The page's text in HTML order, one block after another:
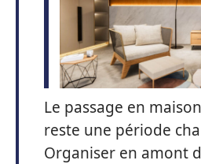
Le passage en
reste une période
Organiser en amont